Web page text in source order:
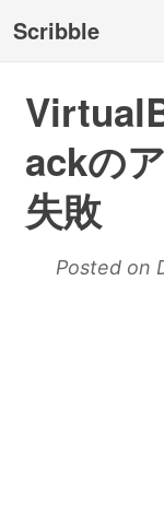
Scribble
ackの
失敗
Posted on